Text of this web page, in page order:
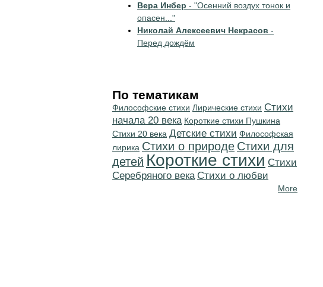
Вера Инбер - "Осенний воздух тонок и
опасен..."
Николай Алексеевич Некрасов -
Перед дождём
По тематикам
Философские стихи Лирические стихи Cтихи
начала 20 века Короткие стихи Пушкина
Стихи 20 века Детские стихи Философская
лирика Стихи о природе Стихи для
детей Короткие стихи Cтихи
Серебряного века Стихи о любви
More